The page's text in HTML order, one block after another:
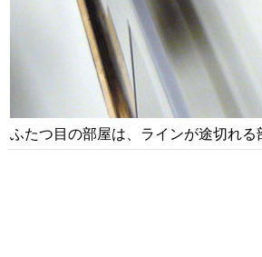
ふたつ目の部屋は、ラインが途切れ